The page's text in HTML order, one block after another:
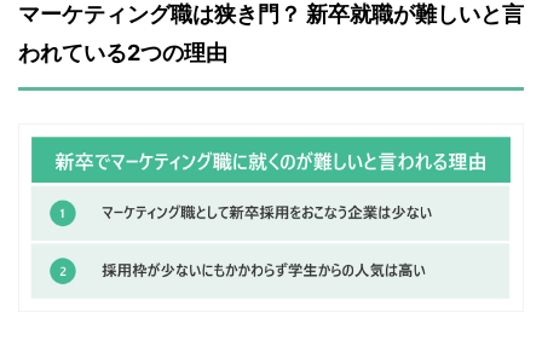
マーケティング職は狭き門？ 新卒就職が難しいと言
われている2つの理由